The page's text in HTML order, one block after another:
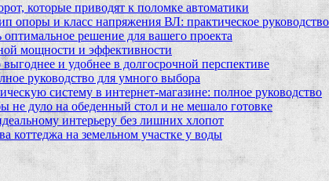
которые приводят к поломке автоматики
опоры и класс напряжения ВЛ: практическое
решение для вашего проекта
мощности и эффективности
и удобнее в долгосрочной перспективе
руководство для умного выбора
систему в интернет‑магазине: полное руководство
не дуло на обеденный стол и не мешало готовке
интерьеру без лишних хлопот
коттеджа на земельном участке у воды